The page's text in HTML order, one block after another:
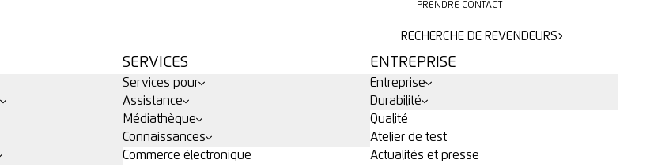
PRENDRE CONTACT
RECHERCHE DE REVENDEURS
SERVICES
Services pour
Assistance
Médiathèque
Connaissances
Commerce électronique
ENTREPRISE
Entreprise
Durabilité
Qualité
Atelier de test
Actualités et presse